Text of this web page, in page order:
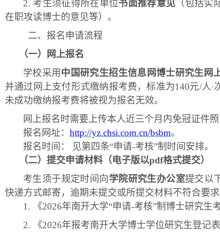
2. 考生须征得所在单位书面推荐意见 （包括
在职攻读博士的意见等）。
二、 报名申请流程
（一）
网上报名
学校采用中国研究生招生信息网博士研究生网
并通过网上支付形式缴纳报考费，标准为140元/人·
未成功缴纳报考费将被视为报名无效。
网上报名时需要上传本人近三个月内免冠证件
报名网址： http://yz.chsi.com.cn/bsbm。
报名时间：
见第四条“申请-考核”制时间安排。
（二） 提交申请材料 （电子版以pdf格式提交）
考生须于规定时间向学院研究生办公室提交以
快递方式邮寄，逾期未提交或所提交材料不符合要
1.
《2026年南开大学“申请-考核”制博士研究生
2.
《2026年报考南开大学博士学位研究生登记